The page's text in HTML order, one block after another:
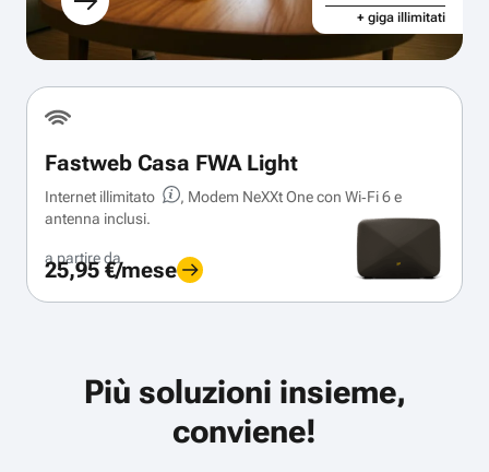
+ giga illimitati
Fastweb Casa FWA Light
Internet illimitato
, Modem NeXXt One con Wi‑Fi 6 e
antenna inclusi.
a partire da
25,95 €/mese
Più soluzioni insieme,
conviene!